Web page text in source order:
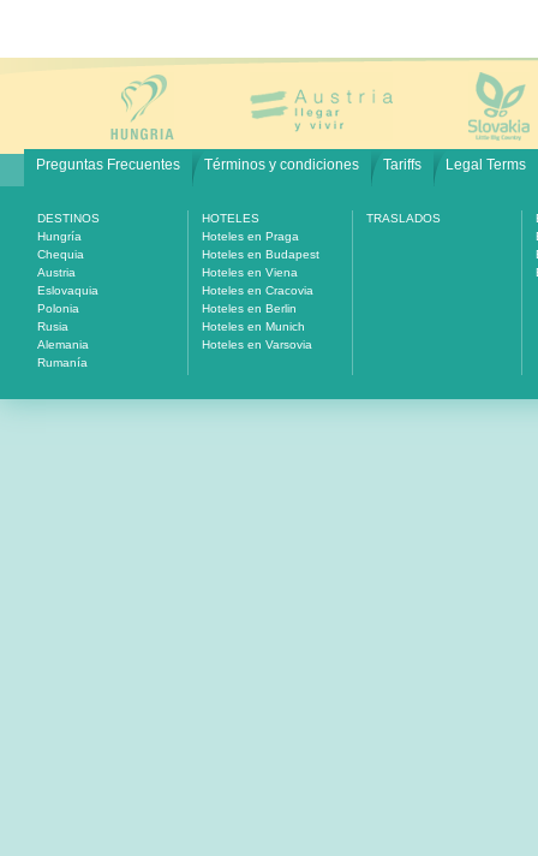
Preguntas Frecuentes Términos y condiciones Tariffs Legal Terms
DESTINOS
Hungría
Chequia
Austria
Eslovaquia
Polonia
Rusia
Alemania
Rumanía
HOTELES
Hoteles en Praga
Hoteles en Budapest
Hoteles en Viena
Hoteles en Cracovia
Hoteles en Berlin
Hoteles en Munich
Hoteles en Varsovia
TRASLADOS